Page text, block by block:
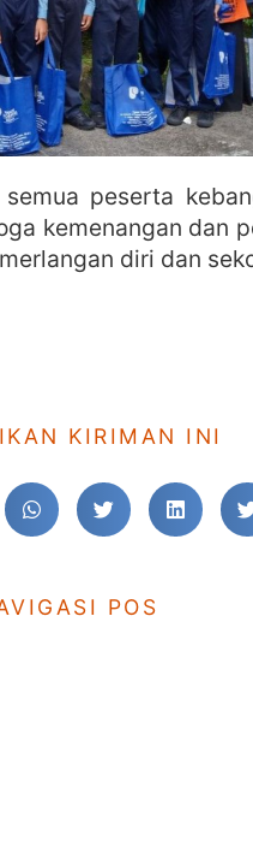
peserta
kemenangan dan
diri dan
KIRIMAN INI
POS